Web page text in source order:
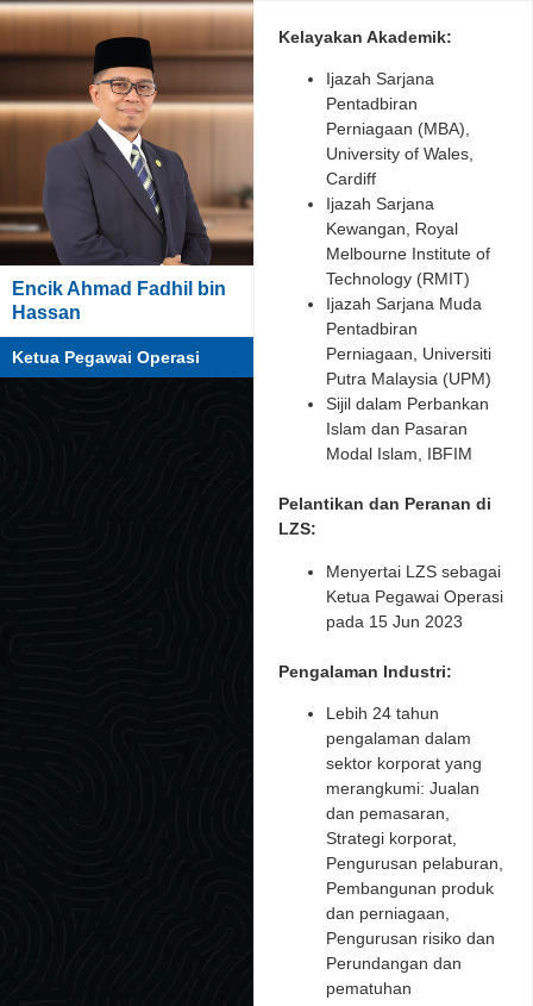
Encik Ahmad Fadhil bin
Hassan
Ketua Pegawai Operasi
Kelayakan Akademik:
Ijazah Sarjana
Pentadbiran
Perniagaan (MBA),
University of Wales,
Cardiff
Ijazah Sarjana
Kewangan, Royal
Melbourne Institute of
Technology (RMIT)
Ijazah Sarjana Muda
Pentadbiran
Perniagaan, Universiti
Putra Malaysia (UPM)
Sijil dalam Perbankan
Islam dan Pasaran
Modal Islam, IBFIM
Pelantikan dan Peranan di
LZS:
Menyertai LZS sebagai
Ketua Pegawai Operasi
pada 15 Jun 2023
Pengalaman Industri:
Lebih 24 tahun
pengalaman dalam
sektor korporat yang
merangkumi: Jualan
dan pemasaran,
Strategi korporat,
Pengurusan pelaburan,
Pembangunan produk
dan perniagaan,
Pengurusan risiko dan
Perundangan dan
pematuhan